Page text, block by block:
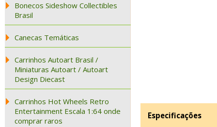
Bonecos Sideshow Collectibles
Brasil
Canecas Temáticas
Carrinhos Autoart Brasil /
Miniaturas Autoart / Autoart
Design Diecast
Carrinhos Hot Wheels Retro
Entertainment Escala 1:64 onde
comprar raros
Especificações